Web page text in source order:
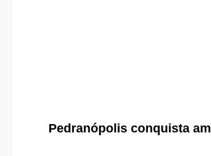
Pedranópolis conquista